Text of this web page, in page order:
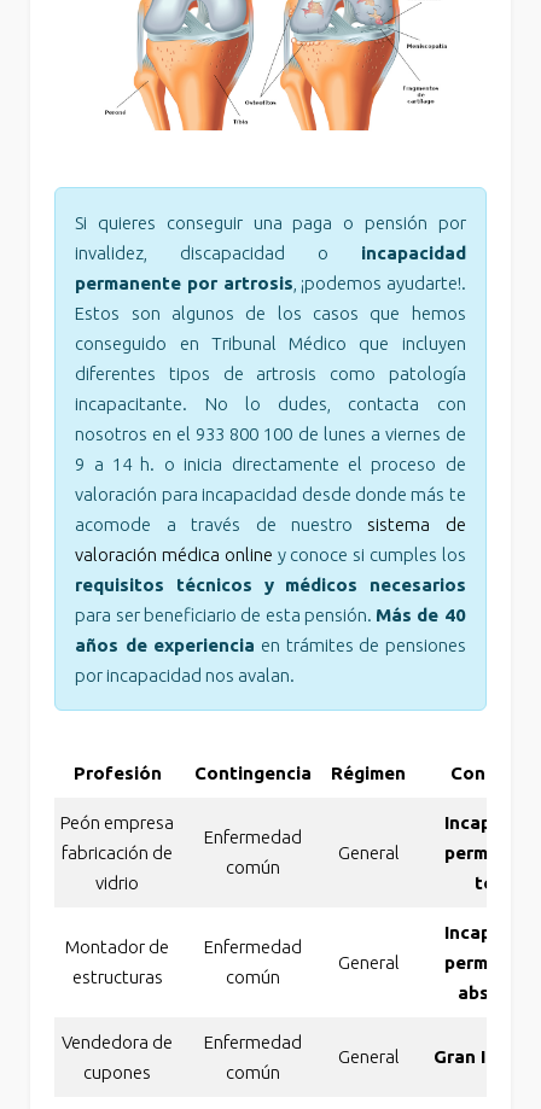
Si quieres conseguir una paga o pensión por
invalidez, discapacidad o incapacidad
permanente por artrosis , ¡podemos ayudarte!.
Estos son algunos de los casos que hemos
conseguido en Tribunal Médico que incluyen
diferentes tipos de artrosis como patología
incapacitante. No lo dudes, contacta con
nosotros en el 933 800 100 de lunes a viernes de
9 a 14 h. o inicia directamente el proceso de
valoración para incapacidad desde donde más te
acomode a través de nuestro sistema de
valoración médica online y conoce si cumples los
requisitos técnicos y médicos necesarios
para ser beneficiario de esta pensión. Más de 40
años de experiencia en trámites de pensiones
por incapacidad nos avalan.
Profesión Contingencia Régimen
Peón empresa
fabricación de
vidrio
Enfermedad
común
General
total
Montador de
estructuras
Enfermedad
común
General
absoluta
Vendedora de
cupones
Enfermedad
común
General Gran